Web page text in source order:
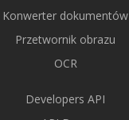
Konwerter dokumentów
Przetwornik obrazu
OCR
Developers API